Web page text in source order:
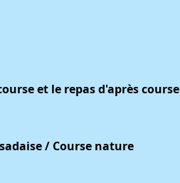
et le repas d'après
/ Course nature